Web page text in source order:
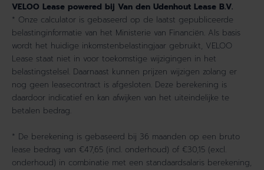
VELOO Lease powered bij Van den Udenhout Lease B.V.
* Onze calculator is gebaseerd op de laatst gepubliceerde
belastinginformatie van het Ministerie van Financiën. Als basis
wordt het huidige inkomstenbelastingjaar gebruikt, VELOO
Lease staat niet in voor toekomstige wijzigingen in het
belastingstelsel. Daarnaast kunnen prijzen wijzigen zolang er
nog geen leasecontract is afgesloten. Deze berekening is
daardoor indicatief en kan afwijken van het uiteindelijke te
betalen bedrag.
* De berekening is gebaseerd bij 36 maanden op een bruto
lease bedrag van €47,65 (incl. onderhoud) of €30,15 (excl.
onderhoud) in combinatie met een standaardsalaris berekening,